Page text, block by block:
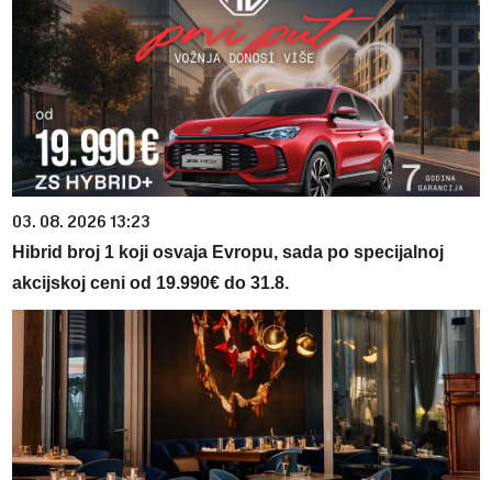
03. 08. 2026 13:23
Hibrid broj 1 koji osvaja Evropu, sada po specijalnoj
akcijskoj ceni od 19.990€ do 31.8.